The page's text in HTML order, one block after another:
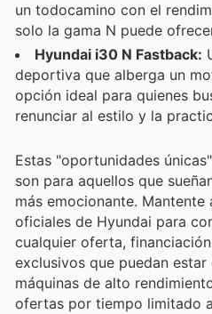
un todocamino con el
solo la gama N puede
Hyundai i30 N Fastback:
deportiva que alberga un
opción ideal para quienes
renunciar al estilo y la
Estas "oportunidades
son para aquellos que
más emocionante.
oficiales de Hyundai para
cualquier oferta,
exclusivos que puedan
máquinas de alto
ofertas por tiempo limitado